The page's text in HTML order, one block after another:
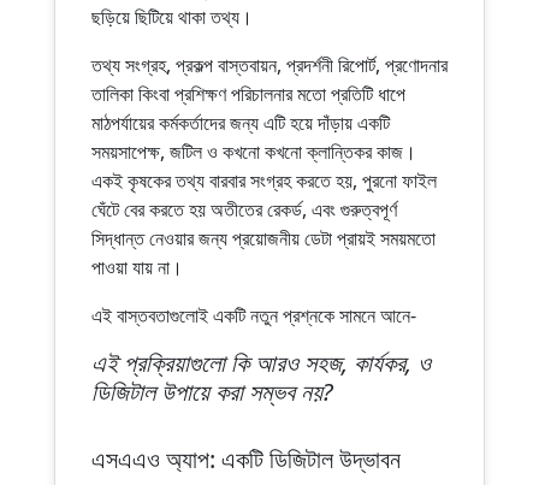
ছড়িয়ে ছিটিয়ে থাকা তথ্য।
তথ্য সংগ্রহ, প্রকল্প বাস্তবায়ন, প্রদর্শনী রিপোর্ট, প্রণোদনার
তালিকা কিংবা প্রশিক্ষণ পরিচালনার মতো প্রতিটি ধাপে
মাঠপর্যায়ের কর্মকর্তাদের জন্য এটি হয়ে দাঁড়ায় একটি
সময়সাপেক্ষ, জটিল ও কখনো কখনো ক্লান্তিকর কাজ।
একই কৃষকের তথ্য বারবার সংগ্রহ করতে হয়, পুরনো ফাইল
ঘেঁটে বের করতে হয় অতীতের রেকর্ড, এবং গুরুত্বপূর্ণ
সিদ্ধান্ত নেওয়ার জন্য প্রয়োজনীয় ডেটা প্রায়ই সময়মতো
পাওয়া যায় না।
এই বাস্তবতাগুলোই একটি নতুন প্রশ্নকে সামনে আনে-
এই প্রক্রিয়াগুলো কি আরও সহজ, কার্যকর, ও
ডিজিটাল উপায়ে করা সম্ভব নয়?
এসএএও অ্যাপ: একটি ডিজিটাল উদ্ভাবন